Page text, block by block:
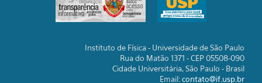
Instituto de Física - Universidade de São Paulo
Rua do Matão 1371 - CEP 05508-090
Cidade Universitária, São Paulo - Brasil
Email:contato@if.usp.br